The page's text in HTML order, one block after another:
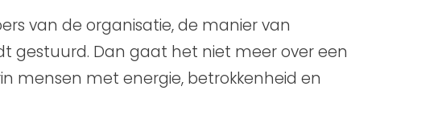
van de organisatie, de manier van
gestuurd. Dan gaat het niet meer over een
mensen met energie, betrokkenheid en